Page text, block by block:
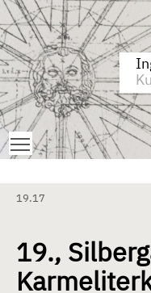
Zum Inhalt springen
Aktuelle Seite: 19.,
Toggle main menu
19.17
19.,